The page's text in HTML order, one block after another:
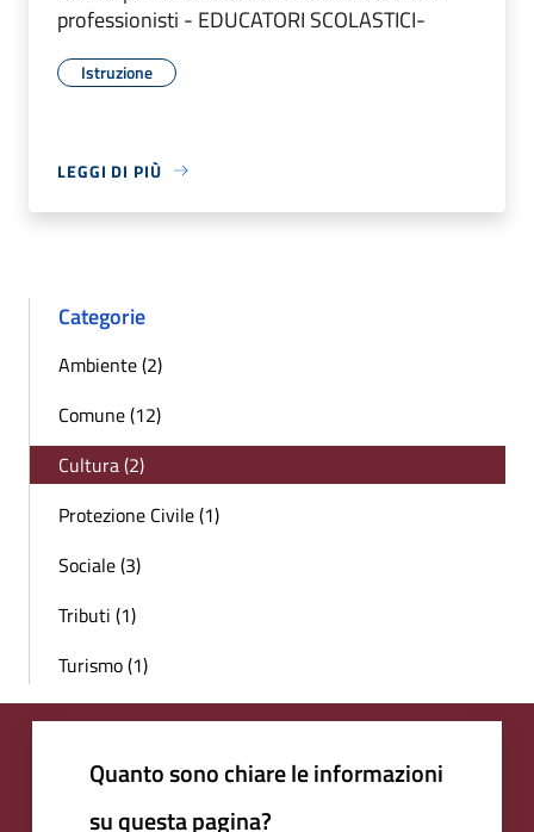
professionisti - EDUCATORI SCOLASTICI-
Istruzione
LEGGI DI PIÙ
Categorie
Ambiente (2)
Comune (12)
Cultura (2)
Protezione Civile (1)
Sociale (3)
Tributi (1)
Turismo (1)
Quanto sono chiare le informazioni
su questa pagina?